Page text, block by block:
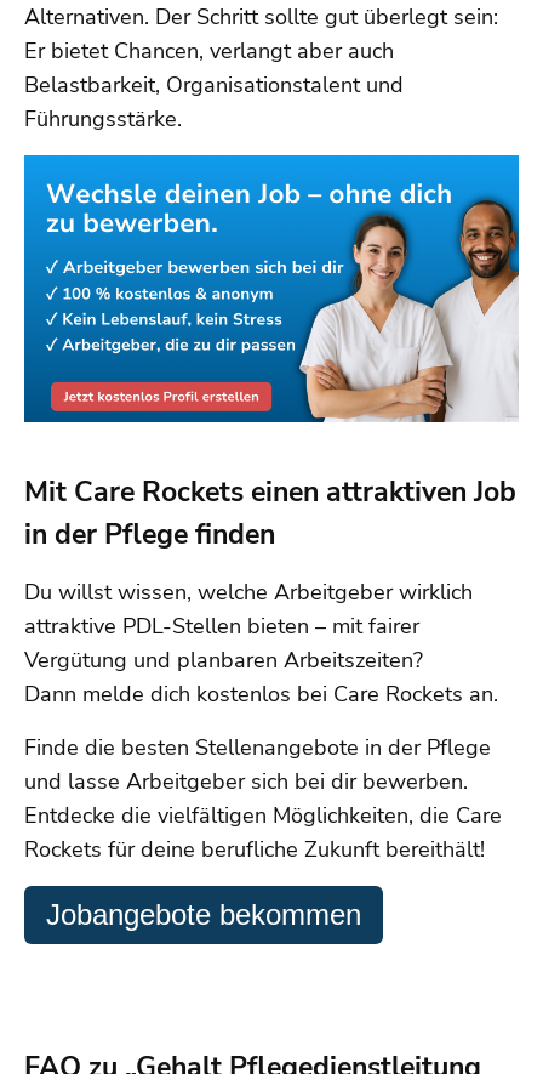
Alternativen. Der Schritt sollte gut überlegt sein:
Er bietet Chancen, verlangt aber auch
Belastbarkeit, Organisationstalent und
Führungsstärke.
Mit Care Rockets einen attraktiven Job
in der Pflege finden
Du willst wissen, welche Arbeitgeber wirklich
attraktive PDL-Stellen bieten – mit fairer
Vergütung und planbaren Arbeitszeiten?
Dann melde dich kostenlos bei Care Rockets an.
Finde die besten Stellenangebote in der Pflege
und lasse Arbeitgeber sich bei dir bewerben.
Entdecke die vielfältigen Möglichkeiten, die Care
Rockets für deine berufliche Zukunft bereithält!
Jobangebote bekommen